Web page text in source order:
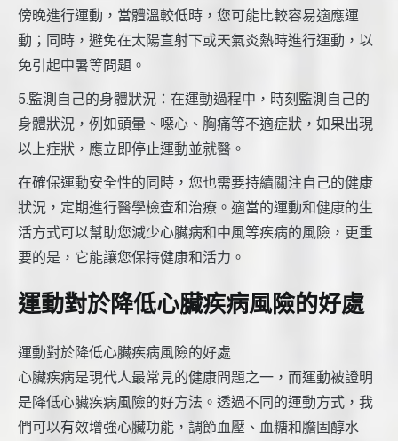
傍晚進行運動，當體溫較低時，您可能比較容易適應運
動；同時，避免在太陽直射下或天氣炎熱時進行運動，以
免引起中暑等問題。
5.監測自己的身體狀況：在運動過程中，時刻監測自己的
身體狀況，例如頭暈、噁心、胸痛等不適症狀，如果出現
以上症狀，應立即停止運動並就醫。
在確保運動安全性的同時，您也需要持續關注自己的健康
狀況，定期進行醫學檢查和治療。適當的運動和健康的生
活方式可以幫助您減少心臟病和中風等疾病的風險，更重
要的是，它能讓您保持健康和活力。
運動對於降低心臟疾病風險的好處
運動對於降低心臟疾病風險的好處
心臟疾病是現代人最常見的健康問題之一，而運動被證明
是降低心臟疾病風險的好方法。透過不同的運動方式，我
們可以有效增強心臟功能，調節血壓、血糖和膽固醇水